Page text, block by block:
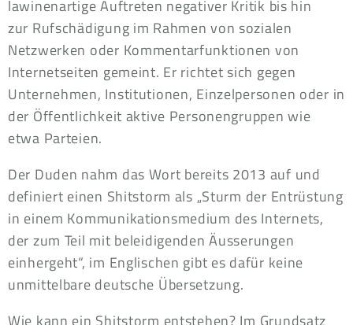
lawinenartige Auftreten negativer Kritik bis hin
zur Rufschädigung im Rahmen von sozialen
Netzwerken oder Kommentarfunktionen von
Internetseiten gemeint. Er richtet sich gegen
Unternehmen, Institutionen, Einzelpersonen oder in
der Öffentlichkeit aktive Personengruppen wie
etwa Parteien.
Der Duden nahm das Wort bereits 2013 auf und
definiert einen Shitstorm als „Sturm der Entrüstung
in einem Kommunikationsmedium des Internets,
der zum Teil mit beleidigenden Äusserungen
einhergeht“, im Englischen gibt es dafür keine
unmittelbare deutsche Übersetzung.
Wie kann ein Shitstorm entstehen? Im Grundsatz